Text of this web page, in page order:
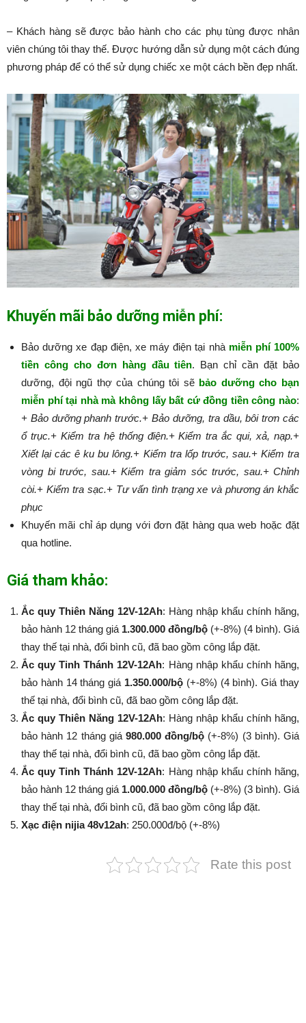
– Khách hàng sẽ được bảo hành cho các phụ tùng được nhân
viên chúng tôi thay thế. Được hướng dẫn sử dụng một cách đúng
phương pháp để có thể sử dụng chiếc xe một cách bền đẹp nhất.
Khuyến mãi bảo dưỡng miễn phí:
Bảo dưỡng xe đạp điện, xe máy điện tại nhà miễn phí 100%
tiền công cho đơn hàng đầu tiên. Bạn chỉ cần đặt bảo
dưỡng, đội ngũ thợ của chúng tôi sẽ bảo dưỡng cho bạn
miễn phí tại nhà mà không lấy bất cứ đồng tiền công nào:​​​​​
+ Bảo dưỡng phanh trước.+ Bảo dưỡng, tra dầu, bôi trơn các
ổ trục.+ Kiểm tra hệ thống điện.+ Kiểm tra ắc qui, xả, nạp.+
Xiết lại các ê ku bu lông.+ Kiểm tra lốp trước, sau.+ Kiểm tra
vòng bi trước, sau.+ Kiểm tra giảm sóc trước, sau.+ Chỉnh
còi.+ Kiểm tra sạc.+ Tư vấn tình trạng xe và phương án khắc
phục
Khuyến mãi chỉ áp dụng với đơn đặt hàng qua web hoặc đặt
qua hotline.
Giá tham khảo:
Ắc quy Thiên Năng 12V-12Ah: Hàng nhập khẩu chính hãng,
bảo hành 12 tháng giá 1.300.000 đồng/bộ (+-8%) (4 bình). Giá
thay thế tại nhà, đổi bình cũ, đã bao gồm công lắp đặt.
Ắc quy Tinh Thánh 12V-12Ah: Hàng nhập khẩu chính hãng,
bảo hành 14 tháng giá 1.350.000/bộ (+-8%​​​​​​​) (4 bình). Giá thay
thế tại nhà, đổi bình cũ, đã bao gồm công lắp đặt.
Ắc quy Thiên Năng 12V-12Ah: Hàng nhập khẩu chính hãng,
bảo hành 12 tháng giá 980.000 đồng/bộ (+-8%​​​​​​​) (3 bình). Giá
thay thế tại nhà, đổi bình cũ, đã bao gồm công lắp đặt.
Ắc quy Tinh Thánh 12V-12Ah: Hàng nhập khẩu chính hãng,
bảo hành 12 tháng giá 1.000.000 đồng/bộ (+-8%​​​​​​​) (3 bình). Giá
thay thế tại nhà, đổi bình cũ, đã bao gồm công lắp đặt.
Xạc điện nijia 48v12ah: 250.000đ/bộ (+-8%​​​​​​​)
Rate this post